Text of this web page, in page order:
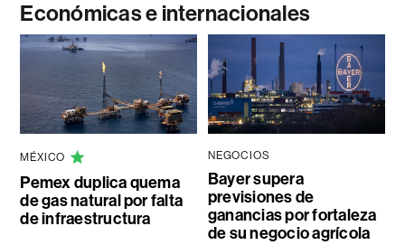
Económicas e internacionales
MÉXICO
Pemex duplica quema
de gas natural por falta
de infraestructura
NEGOCIOS
Bayer supera
previsiones de
ganancias por fortaleza
de su negocio agrícola